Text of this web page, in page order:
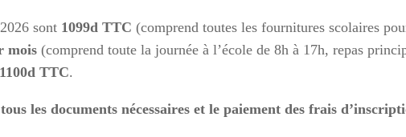
sont 1099d TTC (comprend toutes les fournitures scolaires
mois (comprend toute la journée à l’école de 8h à 17h, repas
1100d TTC.
les documents nécessaires et le paiement des frais